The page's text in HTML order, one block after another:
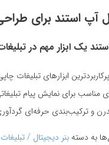
آپ استند برای
یک ابزار مهم در
ابزارهای
مناسب برای نمایش پیام
و ترکیب‌بندی حرفه‌ای گردآوری
به دسته بنر دیجیتال /